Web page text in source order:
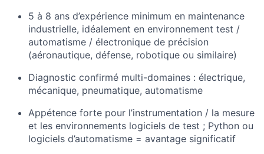
5 à 8 ans d’expérience minimum en maintenance
industrielle, idéalement en environnement test /
automatisme / électronique de précision
(aéronautique, défense, robotique ou similaire)
Diagnostic confirmé multi-domaines : électrique,
mécanique, pneumatique, automatisme
Appétence forte pour l’instrumentation / la mesure
et les environnements logiciels de test ; Python ou
logiciels d’automatisme = avantage significatif